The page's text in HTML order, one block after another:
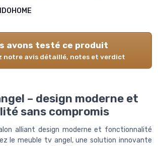
IDOHOME
avons testé ce produit
notre avis détaillé, notes et verdict
– design moderne et
sans compromis
alliant design moderne et fonctionnalité
le meuble tv angel, une solution innovante